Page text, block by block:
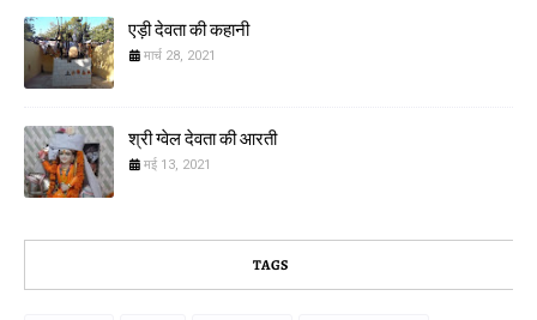
एड़ी देवता की कहानी
मार्च 28, 2021
श्री ग्वेल देवता की आरती
मई 13, 2021
TAGS